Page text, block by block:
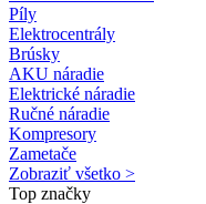
Píly
Elektrocentrály
Brúsky
AKU náradie
Elektrické náradie
Ručné náradie
Kompresory
Zametače
Zobraziť všetko >
Top značky